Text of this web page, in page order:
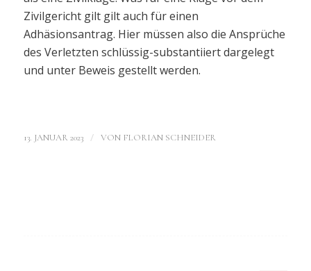
Zivilgericht gilt gilt auch für einen
Adhäsionsantrag. Hier müssen also die Ansprüche
des Verletzten schlüssig-substantiiert dargelegt
und unter Beweis gestellt werden.
13. JANUAR 2023 / VON FLORIAN SCHNEIDER